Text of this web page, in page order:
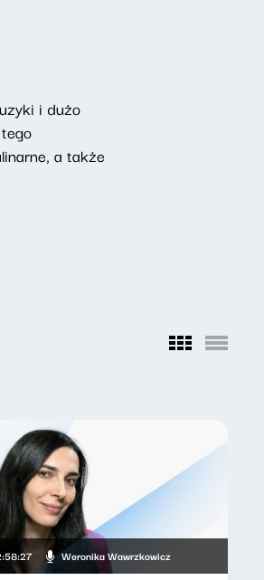
i dużo
a także
Weronika Wawrzkowicz